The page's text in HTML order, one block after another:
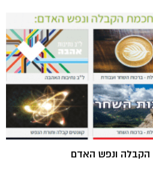
הקבלה ונפש האדם